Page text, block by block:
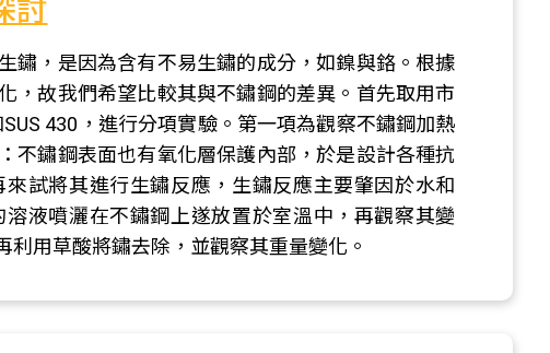
討
鏽，是因為含有不易生鏽的成分，如鎳與鉻。根據
，故我們希望比較其與不鏽鋼的差異。首先取用市
430，進行分項實驗。第一項為觀察不鏽鋼加熱
不鏽鋼表面也有氧化層保護內部，於是設計各種抗
試將其進行生鏽反應，生鏽反應主要肇因於水和
液噴灑在不鏽鋼上遂放置於室溫中，再觀察其變
用草酸將鏽去除，並觀察其重量變化。